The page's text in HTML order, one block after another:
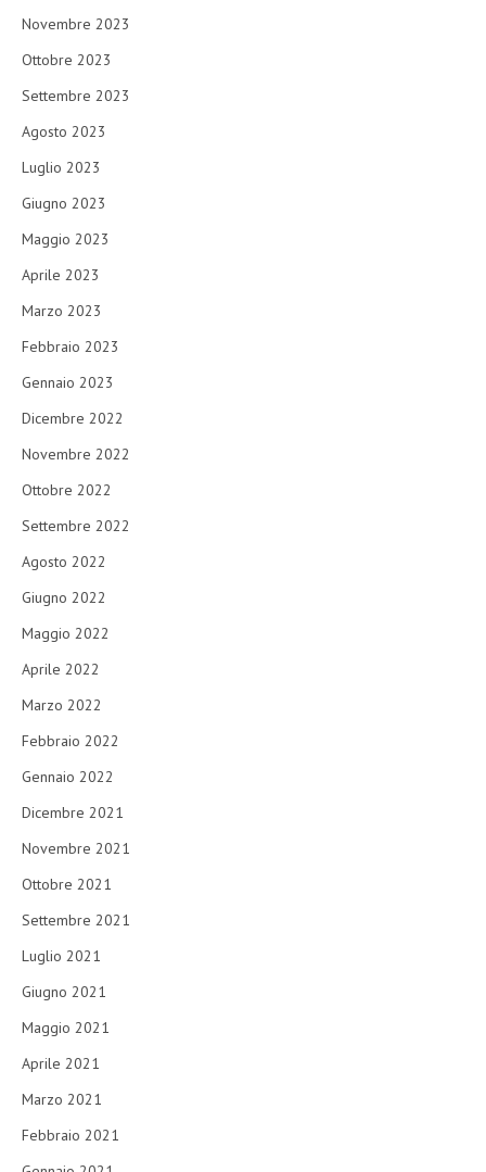
Novembre 2023
Ottobre 2023
Settembre 2023
Agosto 2023
Luglio 2023
Giugno 2023
Maggio 2023
Aprile 2023
Marzo 2023
Febbraio 2023
Gennaio 2023
Dicembre 2022
Novembre 2022
Ottobre 2022
Settembre 2022
Agosto 2022
Giugno 2022
Maggio 2022
Aprile 2022
Marzo 2022
Febbraio 2022
Gennaio 2022
Dicembre 2021
Novembre 2021
Ottobre 2021
Settembre 2021
Luglio 2021
Giugno 2021
Maggio 2021
Aprile 2021
Marzo 2021
Febbraio 2021